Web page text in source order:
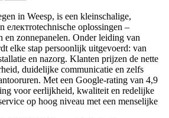
in Weesp, is een kleinschalige,
електrotechnische oplossingen –
en zonnepanelen. Onder leiding van
elke stap persoonlijk uitgevoerd: van
en nazorg. Klanten prijzen de nette
duidelijke communicatie en zelfs
Met een Google-rating van 4,9
voor eerlijkheid, kwaliteit en redelijke
op hoog niveau met een menselijke